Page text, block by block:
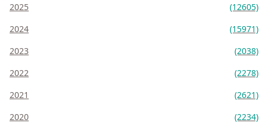
2025
(12605)
2024
(15971)
2023
(2038)
2022
(2278)
2021
(2621)
2020
(2234)